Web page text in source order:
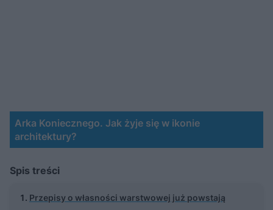
Arka Koniecznego. Jak żyje się w ikonie
architektury?
Spis treści
Przepisy o własności warstwowej już powstają